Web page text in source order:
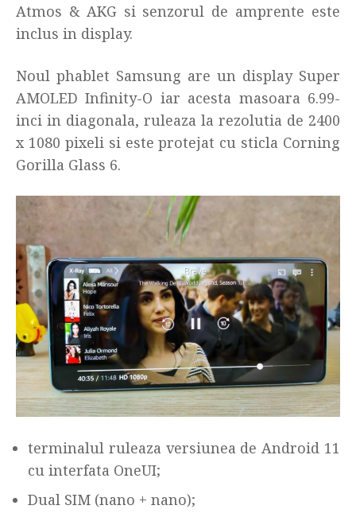
Atmos & AKG si senzorul de amprente este
inclus in display.
Noul phablet Samsung are un display Super
AMOLED Infinity-O iar acesta masoara 6.99-
inci in diagonala, ruleaza la rezolutia de 2400
x 1080 pixeli si este protejat cu sticla Corning
Gorilla Glass 6.
terminalul ruleaza versiunea de Android 11
cu interfata OneUI;
Dual SIM (nano + nano);